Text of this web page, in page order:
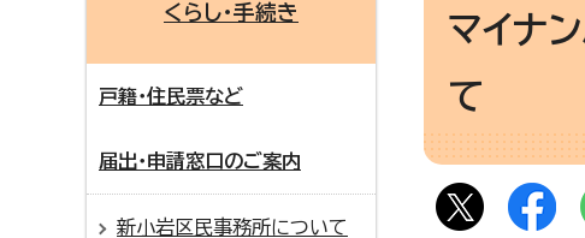
マイナ
て
くらし・手続き
戸籍・住民票など
届出・申請窓口のご案内
新小岩区民事務所について